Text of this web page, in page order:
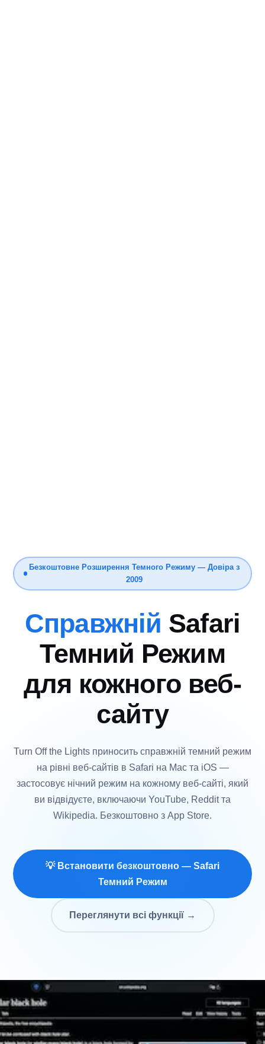
Безкоштовне Розширення Темного Режиму — Довіра з
2009
Справжній Safari
Темний Режим
для кожного веб-
сайту
Turn Off the Lights приносить справжній темний режим
на рівні веб-сайтів в Safari на Mac та iOS —
застосовує нічний режим на кожному веб-сайті, який
ви відвідуєте, включаючи YouTube, Reddit та
Wikipedia. Безкоштовно з App Store.
💡 Встановити безкоштовно — Safari
Темний Режим
Переглянути всі функції →